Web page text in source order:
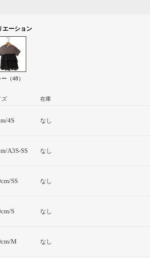
エーション
（48）
ズ 在庫
4S なし
A3S-SS なし
SS なし
S なし
M なし